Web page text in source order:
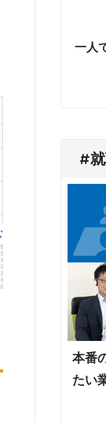
一人
#
本番
たい